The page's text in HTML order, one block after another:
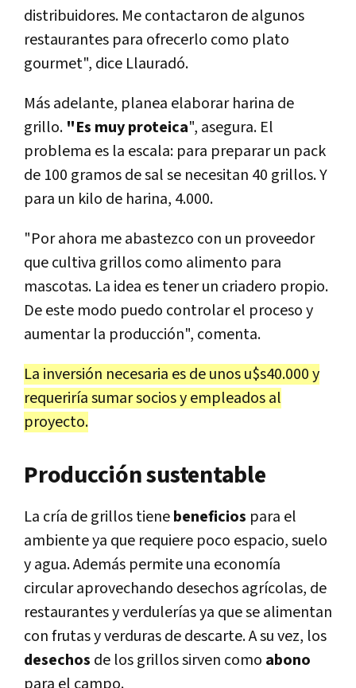
distribuidores. Me contactaron de algunos
restaurantes para ofrecerlo como plato
gourmet", dice Llauradó.
Más adelante, planea elaborar harina de
grillo. "Es muy proteica", asegura. El
problema es la escala: para preparar un pack
de 100 gramos de sal se necesitan 40 grillos. Y
para un kilo de harina, 4.000.
"Por ahora me abastezco con un proveedor
que cultiva grillos como alimento para
mascotas. La idea es tener un criadero propio.
De este modo puedo controlar el proceso y
aumentar la producción", comenta.
La inversión necesaria es de unos u$s40.000 y
requeriría sumar socios y empleados al
proyecto.
Producción sustentable
La cría de grillos tienebeneficios para el
ambiente ya que requiere poco espacio, suelo
y agua. Además permite una economía
circular aprovechando desechos agrícolas, de
restaurantes y verdulerías ya que se alimentan
con frutas y verduras de descarte. A su vez, los
desechos de los grillos sirven como abono
para el campo.